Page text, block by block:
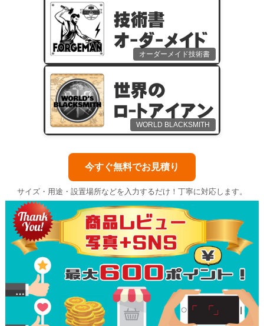
オーダーメイド技術書
WORLD BLACKSMITH
今すぐ無料でお見積り
サイズ・用途・設置場所などを入力するだけ！丁寧に対応します。